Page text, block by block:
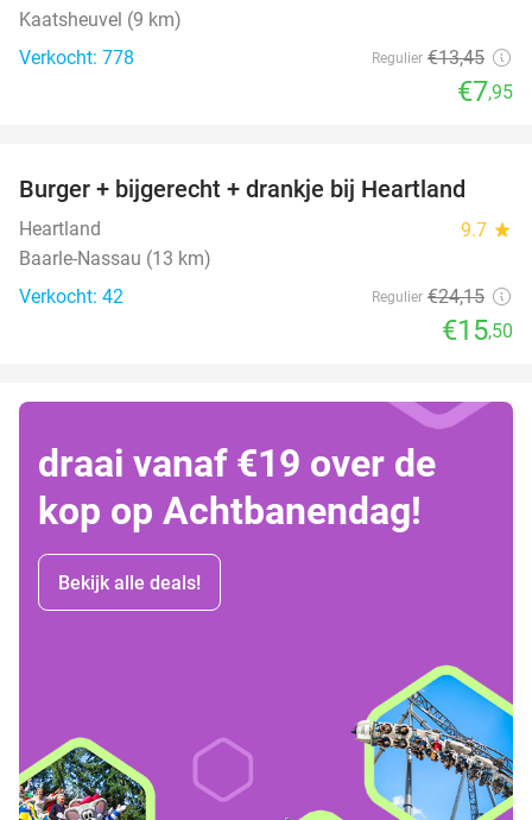
Kaatsheuvel (9 km)
Verkocht: 778
Regulier €13,45
€7,95
36%
Burger + bijgerecht + drankje bij Heartland
Heartland 9.7 star
Baarle-Nassau (13 km)
Verkocht: 42
Regulier €24,15
€15,50
draai vanaf €19 over de
kop op Achtbanendag!
Bekijk alle deals!